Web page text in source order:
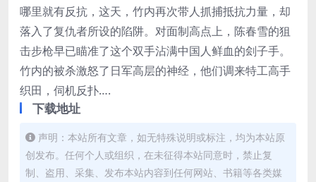
哪里就有反抗，这天，竹内再次带人抓捕抵抗力量，却
落入了复仇者所设的陷阱。对面制高点上，陈春雪的狙
击步枪早已瞄准了这个双手沾满中国人鲜血的刽子手。
竹内的被杀激怒了日军高层的神经，他们调来特工高手
织田，伺机反扑….
下载地址
声明：本站所有文章，如无特殊说明或标注，均为本站原
创发布。任何个人或组织，在未征得本站同意时，禁止复
制、盗用、采集、发布本站内容到任何网站、书籍等各类媒